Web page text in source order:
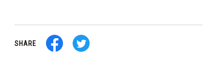
SHARE